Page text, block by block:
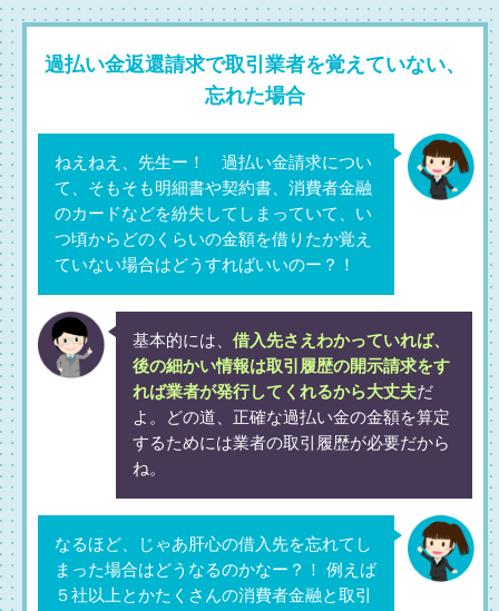
過払い金返還請求で取引業者を覚えていない、
忘れた場合
ねえねえ、先生ー！ 過払い金請求につい
て、そもそも明細書や契約書、消費者金融
のカードなどを紛失してしまっていて、い
つ頃からどのくらいの金額を借りたか覚え
ていない場合はどうすればいいのー？！
基本的には、 借入先さえわかっていれば、
後の細かい情報は取引履歴の開示請求をす
れば業者が発行してくれるから大丈夫だ
よ。どの道、正確な過払い金の金額を算定
するためには業者の取引履歴が必要だから
ね。
なるほど、じゃあ肝心の借入先を忘れてし
まった場合はどうなるのかなー？！ 例えば
５社以上とかたくさんの消費者金融と取引